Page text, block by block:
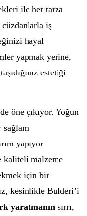
ile her tarza
iş
hayal
yapmak yerine,
estetiği
öne çıkıyor. Yoğun
sağlam
yapıyor
kaliteli malzeme
için bir
kesinlikle Bulderi’i
yaratmanın sırrı,